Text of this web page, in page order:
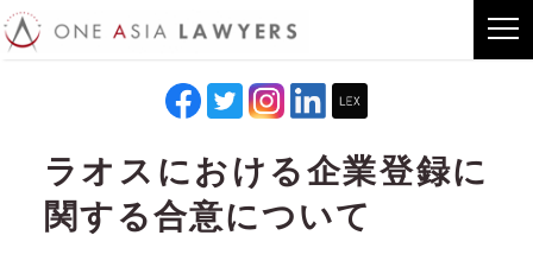
ラオスにおける企業登録に
関する合意について